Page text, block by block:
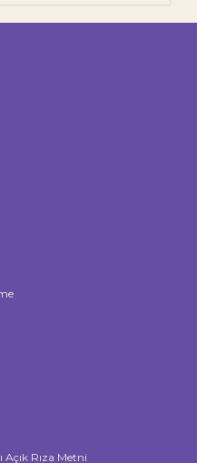
Rıza Metni